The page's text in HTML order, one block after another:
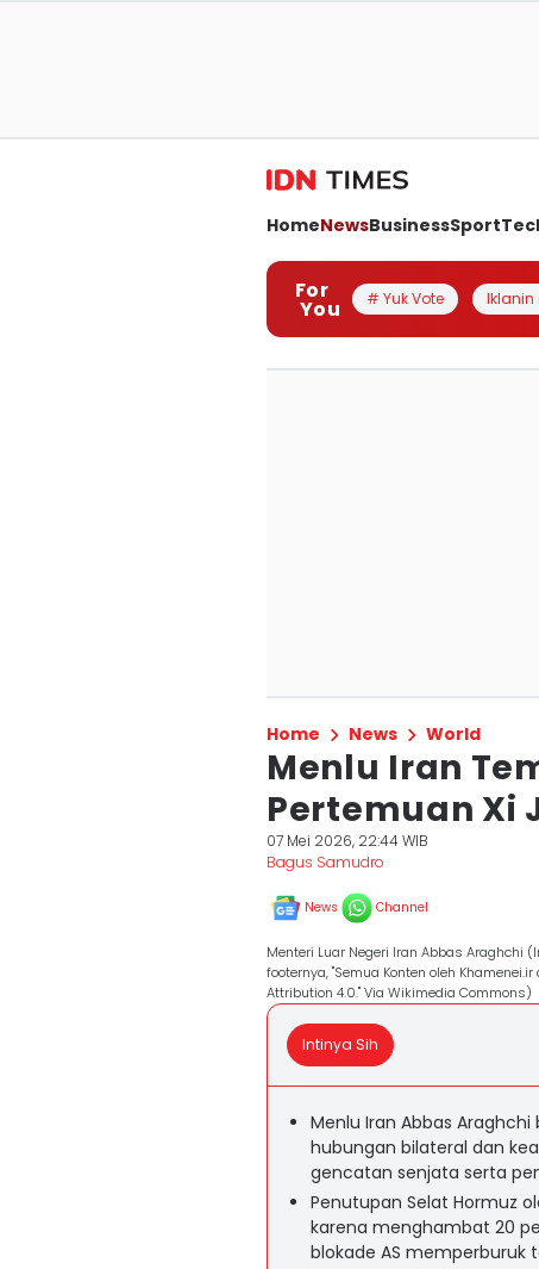
HomeNewsBusinessSport
For
You # Yuk Vote Iklanin
Home News World
Menlu Iran
Pertemuan Xi
07 Mei 2026, 22:44 WIB
Bagus Samudro
News Channel
Menteri Luar Negeri Iran Abbas Araghchi
footernya, "Semua Konten oleh
Attribution 4.0." Via Wikimedia Commons)
Intinya Sih
Menlu Iran Abbas
hubungan bilateral dan
gencatan senjata serta
Penutupan Selat Hormuz
karena menghambat 20
blokade AS memperburuk